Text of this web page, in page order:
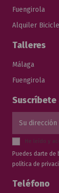
Fuengirola
Alquiler
Talleres
Málaga
Fuengirola
He leído y
Puedes darte de
política de
Teléfono